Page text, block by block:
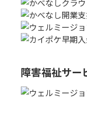
障害福祉サー